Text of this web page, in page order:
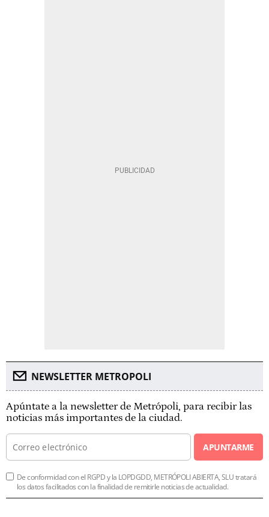
NEWSLETTER METROPOLI
Apúntate a la newsletter de Metrópoli, para recibir las
noticias más importantes de la ciudad.
APUNTARME
De conformidad con el RGPD y la LOPDGDD, METRÓPOLI ABIERTA, SLU tratará
los datos facilitados con la finalidad de remitirle noticias de actualidad.